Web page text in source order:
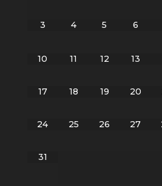
3 4 5 6
10 11 12 13
17 18 19 20
24 25 26 27
31